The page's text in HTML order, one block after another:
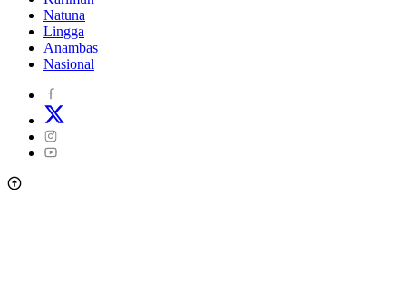
Natuna
Lingga
Anambas
Nasional